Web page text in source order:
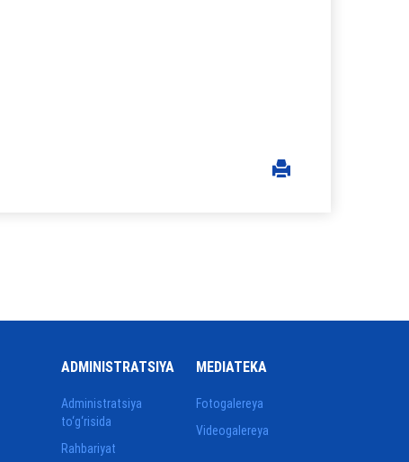
ADMINISTRATSIYA
Administratsiya
to‘g‘risida
Rahbariyat
MEDIATEKA
Fotogalereya
Videogalereya